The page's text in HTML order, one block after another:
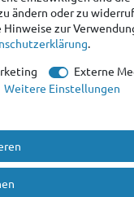
ändern oder zu
zur
.
Externe
Weitere Einstellungen